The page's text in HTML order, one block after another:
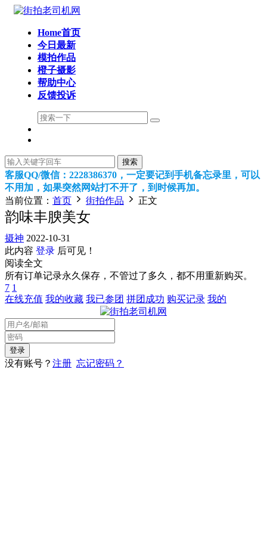
Home首页
今日最新
模拍作品
橙子摄影
帮助中心
反馈投诉
搜索
客服QQ/微信：2228386370，一定要记到手机备忘录里，可以
不用加，如果突然网站打不开了，到时候再加。
当前位置： 首页 街拍作品 正文
韵味丰腴美女
摄神 2022-10-31
此内容 登录 后可见！
阅读全文
所有订单记录永久保存，不管过了多久，都不用重新购买。
7 1
在线充值 我的收藏 我已参团 拼团成功 购买记录 我的
没有账号？ 注册 忘记密码？